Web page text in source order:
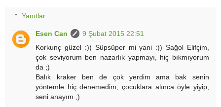
Yanıtlar
Esen Can
9 Şubat 2015 22:51
Korkunç güzel :)) Süpsüper mi yani :)) Sağol Elifçim,
çok seviyorum ben nazarlık yapmayı, hiç bıkmıyorum
da ;)
Balık kraker ben de çok yerdim ama bak senin
yöntemle hiç denemedim, çocuklara alınca öyle yiyip,
seni anayım ;)